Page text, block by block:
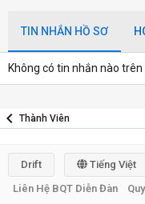
TIN NHẮN HỒ SƠ
Không có tin nhắn nào trên
Thành Viên
Drift
Tiếng Việt
Liên Hệ BQT Diễn Đàn